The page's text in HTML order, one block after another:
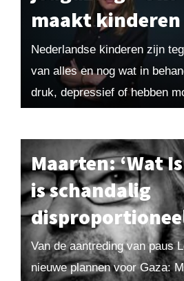
maakt kinderen
Nederlandse kinderen zijn
van alles en nog wat in
druk, depressief of hebben
Maarten: ‘Wat
is schandalig
Van de aantreding van paus
nieuwe plannen voor Gaza: